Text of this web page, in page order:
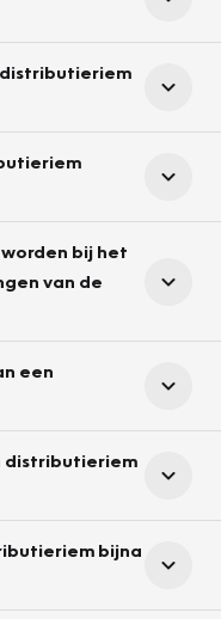
bij het
van de
een
distributieriem
bijna